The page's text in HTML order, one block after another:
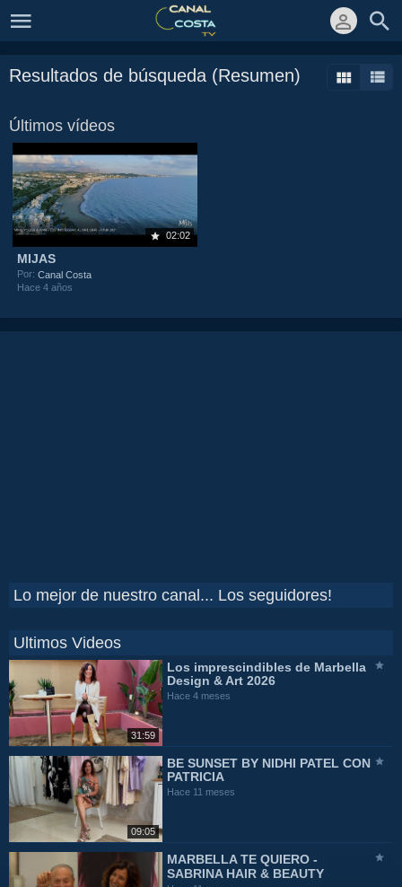
Resultados de búsqueda (Resumen)
Últimos vídeos
02:02
MIJAS
Por:Canal Costa
Hace 4 años
Lo mejor de nuestro canal... Los seguidores!
Ultimos Videos
31:59
Los imprescindibles de Marbella
Design & Art 2026
Hace 4 meses
09:05
BE SUNSET BY NIDHI PATEL CON
PATRICIA
Hace 11 meses
MARBELLA TE QUIERO -
SABRINA HAIR & BEAUTY